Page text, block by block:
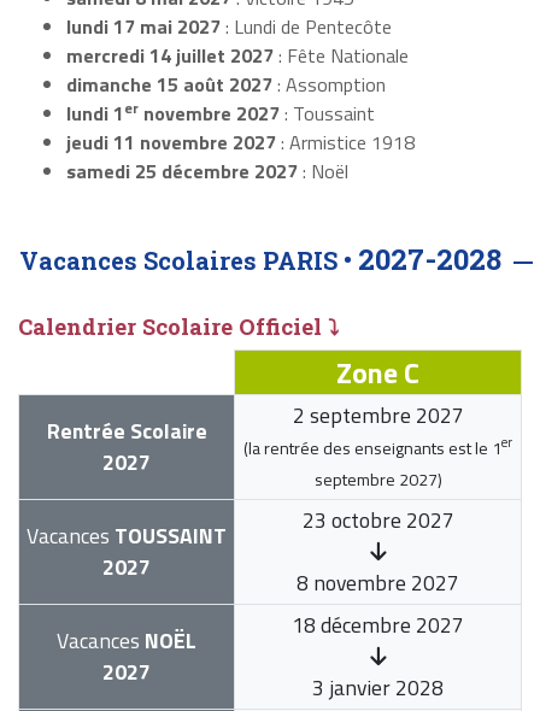
lundi 17 mai 2027: Lundi de Pentecôte
mercredi 14 juillet 2027: Fête Nationale
dimanche 15 août 2027: Assomption
lundi 1er novembre 2027: Toussaint
jeudi 11 novembre 2027: Armistice 1918
samedi 25 décembre 2027: Noël
Vacances Scolaires PARIS • 2027-2028
Calendrier Scolaire Officiel ⤵
Zone C
Rentrée Scolaire
2027
2 septembre 2027
(la rentrée des enseignants est le 1er
septembre 2027)
Vacances TOUSSAINT
2027
23 octobre 2027
8 novembre 2027
Vacances NOËL
2027
18 décembre 2027
3 janvier 2028